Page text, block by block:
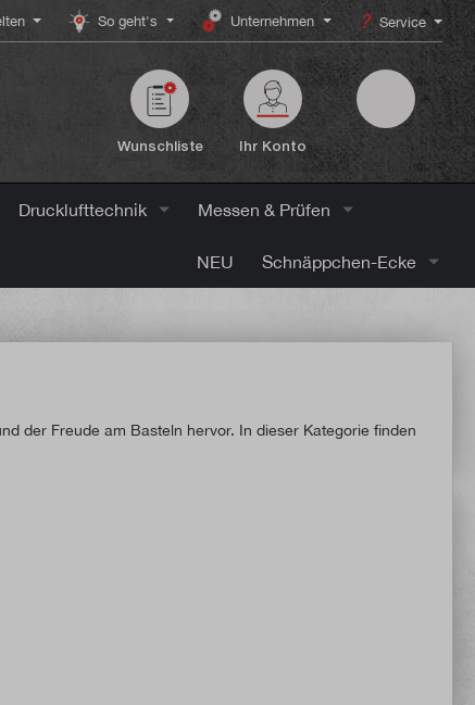
So geht's Unternehmen Service
Wunschliste Ihr Konto
Drucklufttechnik Messen & Prüfen
NEU Schnäppchen-Ecke
der Freude am Basteln hervor. In dieser Kategorie finden